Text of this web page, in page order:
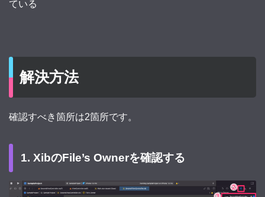
ている
解決方法
確認すべき箇所は2箇所です。
1. XibのFile’s Ownerを確認する